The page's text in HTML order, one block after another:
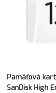
Pamäťová
SanDisk High